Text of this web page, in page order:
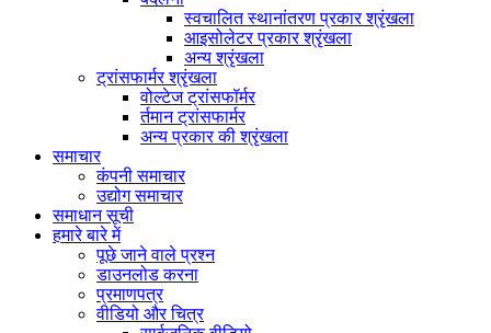
स्वचालित स्थानांतरण प्रकार श्रृंखला
आइसोलेटर प्रकार श्रृंखला
अन्य श्रृंखला
ट्रांसफार्मर श्रृंखला
वोल्टेज ट्रांसफॉर्मर
र्तमान ट्रांसफार्मर
अन्य प्रकार की श्रृंखला
समाचार
कंपनी समाचार
उद्योग समाचार
समाधान सूची
हमारे बारे में
पूछे जाने वाले प्रश्न
डाउनलोड करना
प्रमाणपत्र
वीडियो और चित्र